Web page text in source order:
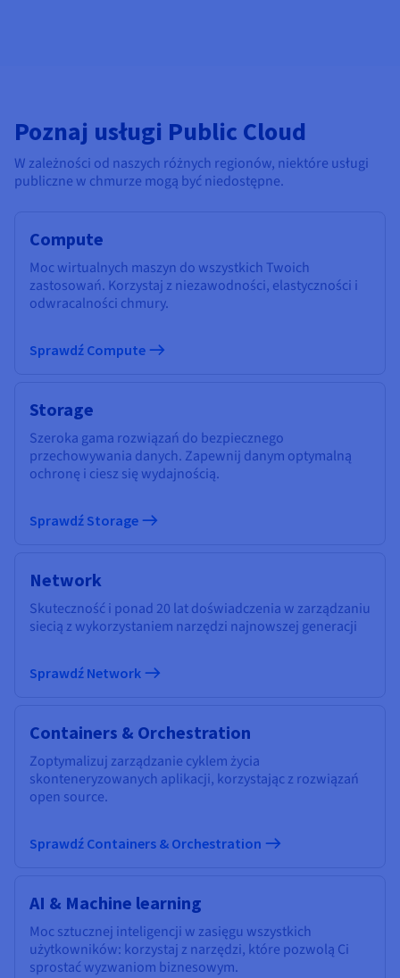
Poznaj usługi Public Cloud
W zależności od naszych różnych regionów, niektóre usługi
publiczne w chmurze mogą być niedostępne.
Compute
Moc wirtualnych maszyn do wszystkich Twoich
zastosowań. Korzystaj z niezawodności, elastyczności i
odwracalności chmury.
Sprawdź Compute
Storage
Szeroka gama rozwiązań do bezpiecznego
przechowywania danych. Zapewnij danym optymalną
ochronę i ciesz się wydajnością.
Sprawdź Storage
Network
Skuteczność i ponad 20 lat doświadczenia w zarządzaniu
siecią z wykorzystaniem narzędzi najnowszej generacji
Sprawdź Network
Containers & Orchestration
Zoptymalizuj zarządzanie cyklem życia
skonteneryzowanych aplikacji, korzystając z rozwiązań
open source.
Sprawdź Containers & Orchestration
AI & Machine learning
Moc sztucznej inteligencji w zasięgu wszystkich
użytkowników: korzystaj z narzędzi, które pozwolą Ci
sprostać wyzwaniom biznesowym.